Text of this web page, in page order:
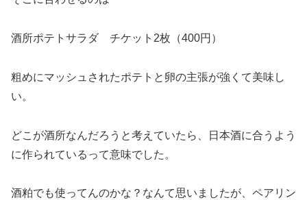
酒所ポテトサラダ チケット2枚（400円）
粗めにマッシュされたポテトと卵の主張が強くて美味し
い。
どこが酒所なんだろうと考えていたら、日本酒に合うよう
に作られているって意味でした。
酒粕でも使ってんのかな？なんて思いましたが、ペアリン